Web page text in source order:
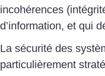
incohérences
d’information, et qui
La sécurité des
particulièrement